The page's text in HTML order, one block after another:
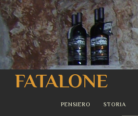
FATALONE
Cerca
PENSIERO STORIA